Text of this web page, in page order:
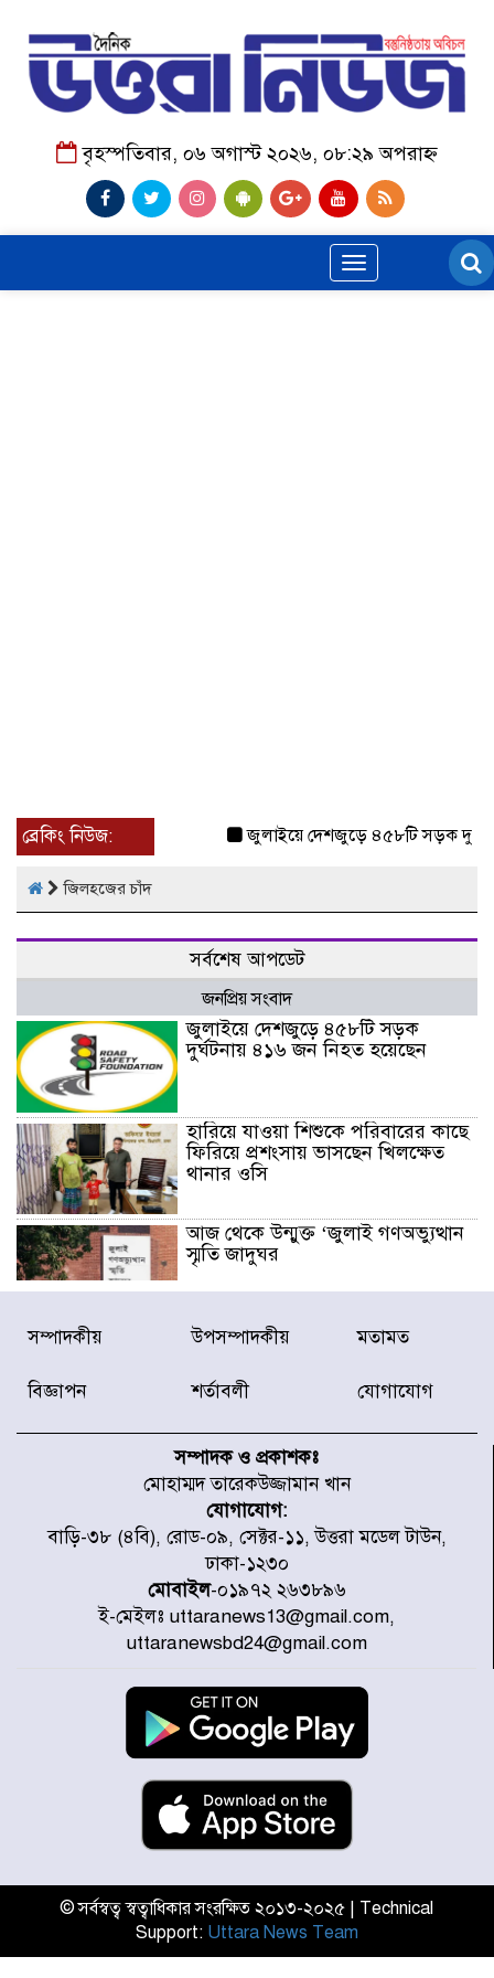
বৃহস্পতিবার, ০৬ অগাস্ট ২০২৬, ০৮:২৯ অপরাহ্ন
Toggle
navigation
ব্রেকিং নিউজ: জুলাইয়ে দেশজুড়ে ৪৫৮টি সড়ক
জিলহজের চাঁদ
সর্বশেষ আপডেট
জনপ্রিয় সংবাদ
জুলাইয়ে দেশজুড়ে ৪৫৮টি সড়ক
দুর্ঘটনায় ৪১৬ জন নিহত হয়েছেন
হারিয়ে যাওয়া শিশুকে পরিবারের কাছে
ফিরিয়ে প্রশংসায় ভাসছেন খিলক্ষেত
থানার ওসি
আজ থেকে উন্মুক্ত ‘জুলাই গণঅভ্যুত্থান
স্মৃতি জাদুঘর
রাজধানীর উত্তরা আঞ্চলিক পাসপোর্ট
সদস্যকে বিভিন্ন মেয়াদে সাজা প্রদান
করেছে র‌্যাব-১
হরমুজ প্রণালি নিয়ে ওমানের সঙ্গে চুক্তি
চূড়ান্ত পর্যায়ে : ইরান
প্রত্যেক অপরাধীর বিচার এ দেশেই
হবে, সে যত শক্তিশালীই হোক না কেন,
চট্টগ্রামে জুলাই গণঅভ্যুত্থান দিবসে
প্রতিমন্ত্রী মীর হেলাল
আগামী ৫ দিন বৃষ্টির আভাস
হাসিনার বক্তব্য প্রচারে ভারতের সমর্থন
নেই
জুলাই গণঅভ্যুত্থানে আহত যোদ্ধা
উত্তরায় জুলাই গণঅভ্যুত্থানের ৯২
সম্পাদকীয় উপসম্পাদকীয় মতামত
বিজ্ঞাপন শর্তাবলী যোগাযোগ
সম্পাদক ও প্রকাশকঃ
মোহাম্মদ তারেকউজ্জামান খান
যোগাযোগ:
বাড়ি-৩৮ (৪বি), রোড-০৯, সেক্টর-১১, উত্তরা মডেল টাউন,
ঢাকা-১২৩০
মোবাইল-০১৯৭২ ২৬৩৮৯৬
ই-মেইলঃ uttaranews13@gmail.com,
uttaranewsbd24@gmail.com
© সর্বস্বত্ব স্বত্বাধিকার সংরক্ষিত ২০১৩-২০২৫ | Technical
Support: Uttara News Team